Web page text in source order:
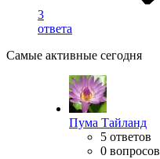
3
ответа
Самые активные сегодня
Пума Тайланд
5 ответов
0 вопросов